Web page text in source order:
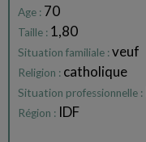
Age : 70
Taille : 1,80
Situation familiale :veuf
Religion : catholique
Situation professionnelle :
Région : IDF